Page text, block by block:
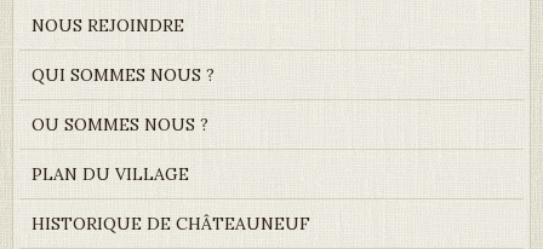
NOUS REJOINDRE
QUI SOMMES NOUS ?
OU SOMMES NOUS ?
PLAN DU VILLAGE
HISTORIQUE DE CHÂTEAUNEUF